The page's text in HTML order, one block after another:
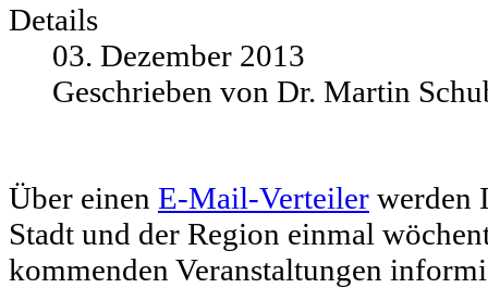
Details
03. Dezember 2013
Geschrieben von Dr. Martin
Über einen E-Mail-Verteiler werden
Stadt und der Region einmal
kommenden Veranstaltungen